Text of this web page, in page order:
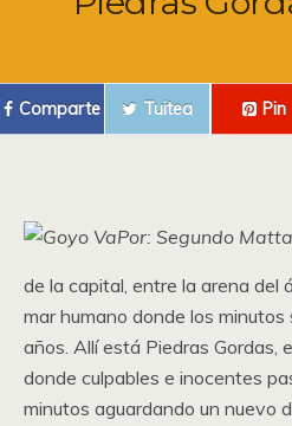
Comparte Tuitea Pin
Por: Segundo
de la capital, entre la arena del
mar humano donde los
años. Allí está Piedras Gordas,
donde culpables e inocentes
minutos aguardando un nuevo